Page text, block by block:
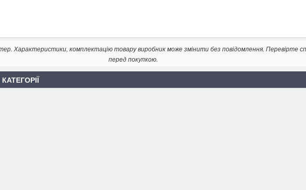
Характеристики, комплектацію товару виробник може змінити без повідомлення. Перевірте
перед покупкою.